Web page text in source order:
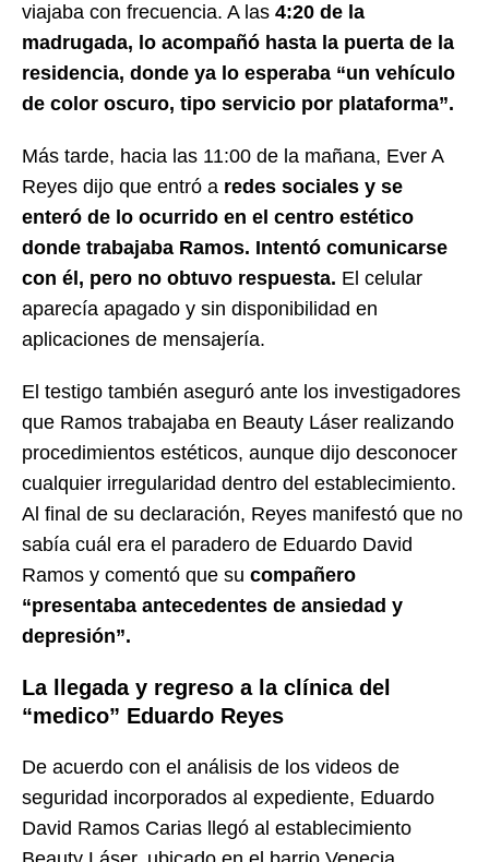
viajaba con frecuencia. A las 4:20 de la
madrugada, lo acompañó hasta la puerta de la
residencia, donde ya lo esperaba “un vehículo
de color oscuro, tipo servicio por plataforma”.
Más tarde, hacia las 11:00 de la mañana, Ever A
Reyes dijo que entró a redes sociales y se
enteró de lo ocurrido en el centro estético
donde trabajaba Ramos. Intentó comunicarse
con él, pero no obtuvo respuesta. El celular
aparecía apagado y sin disponibilidad en
aplicaciones de mensajería.
El testigo también aseguró ante los investigadores
que Ramos trabajaba en Beauty Láser realizando
procedimientos estéticos, aunque dijo desconocer
cualquier irregularidad dentro del establecimiento.
Al final de su declaración, Reyes manifestó que no
sabía cuál era el paradero de Eduardo David
Ramos y comentó que su compañero
“presentaba antecedentes de ansiedad y
depresión”.
La llegada y regreso a la clínica del
“medico” Eduardo Reyes
De acuerdo con el análisis de los videos de
seguridad incorporados al expediente, Eduardo
David Ramos Carias llegó al establecimiento